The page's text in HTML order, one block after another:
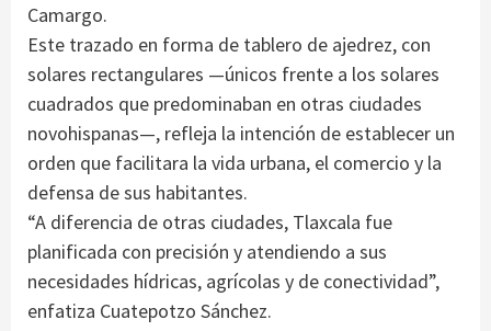
Camargo.
Este trazado en forma de tablero de ajedrez, con
solares rectangulares —únicos frente a los solares
cuadrados que predominaban en otras ciudades
novohispanas—, refleja la intención de establecer un
orden que facilitara la vida urbana, el comercio y la
defensa de sus habitantes.
“A diferencia de otras ciudades, Tlaxcala fue
planificada con precisión y atendiendo a sus
necesidades hídricas, agrícolas y de conectividad”,
enfatiza Cuatepotzo Sánchez.